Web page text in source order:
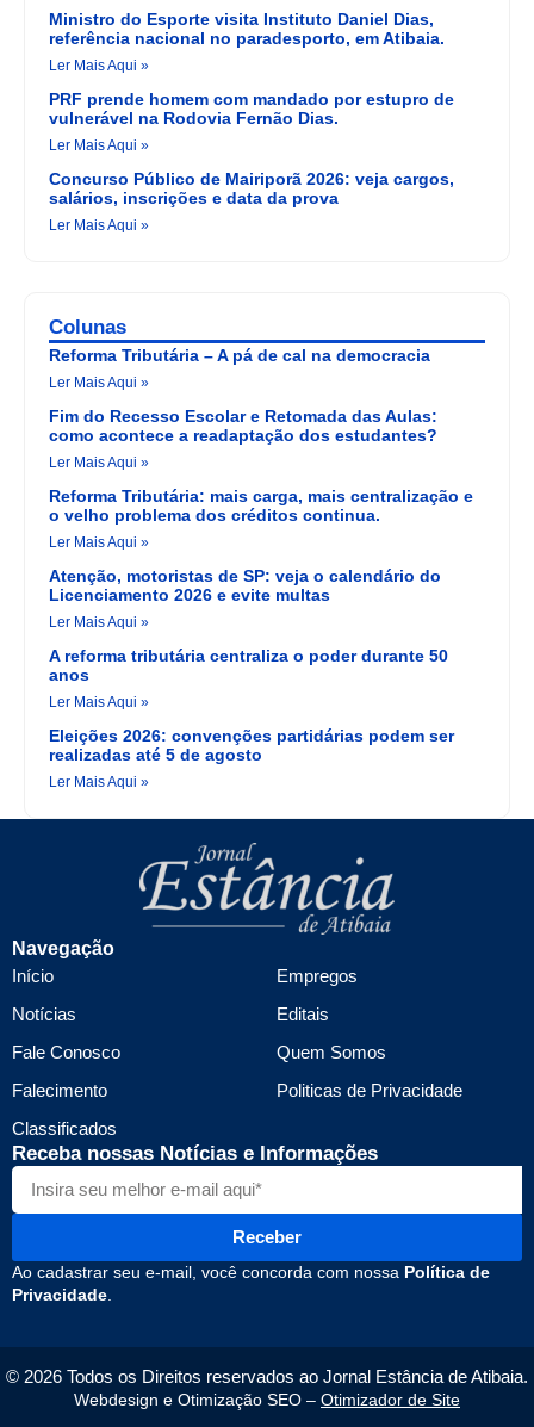
Ministro do Esporte visita Instituto Daniel Dias,
referência nacional no paradesporto, em Atibaia.
Ler Mais Aqui »
PRF prende homem com mandado por estupro de
vulnerável na Rodovia Fernão Dias.
Ler Mais Aqui »
Concurso Público de Mairiporã 2026: veja cargos,
salários, inscrições e data da prova
Ler Mais Aqui »
Colunas
Reforma Tributária – A pá de cal na democracia
Ler Mais Aqui »
Fim do Recesso Escolar e Retomada das Aulas:
como acontece a readaptação dos estudantes?
Ler Mais Aqui »
Reforma Tributária: mais carga, mais centralização e
o velho problema dos créditos continua.
Ler Mais Aqui »
Atenção, motoristas de SP: veja o calendário do
Licenciamento 2026 e evite multas
Ler Mais Aqui »
A reforma tributária centraliza o poder durante 50
anos
Ler Mais Aqui »
Eleições 2026: convenções partidárias podem ser
realizadas até 5 de agosto
Ler Mais Aqui »
Navegação
Início
Notícias
Fale Conosco
Falecimento
Classificados
Empregos
Editais
Quem Somos
Politicas de Privacidade
Receba nossas Notícias e Informações
Receber
Ao cadastrar seu e-mail, você concorda com nossa Política de
Privacidade
© 2026 Todos os Direitos reservados ao Jornal Estância de Atibaia.
Webdesign e Otimização SEO – Otimizador de Site